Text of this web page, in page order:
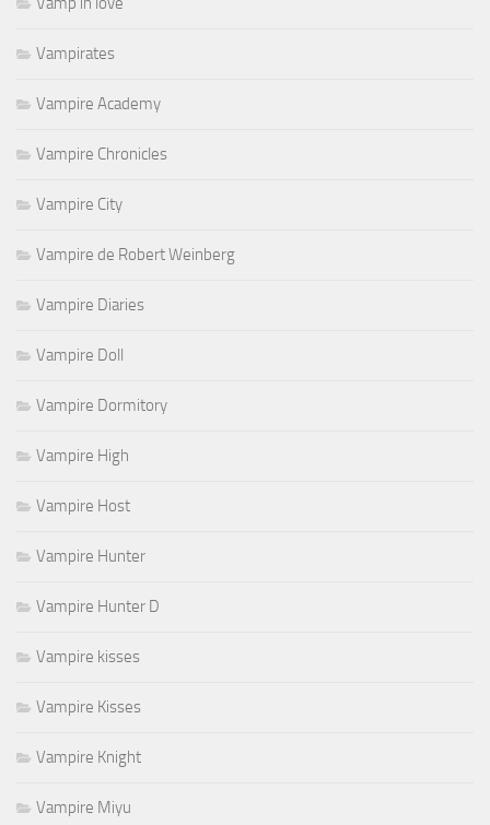
Vampirates
Vampire Academy
Vampire Chronicles
Vampire City
Vampire de Robert Weinberg
Vampire Diaries
Vampire Doll
Vampire Dormitory
Vampire High
Vampire Host
Vampire Hunter
Vampire Hunter D
Vampire kisses
Vampire Kisses
Vampire Knight
Vampire Miyu